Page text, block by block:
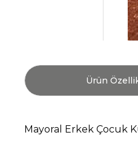
Ürün
Mayoral Erkek Çocuk